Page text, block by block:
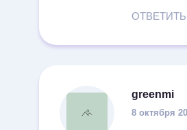
ОТВЕТИТЬ
greenmi
8 октября